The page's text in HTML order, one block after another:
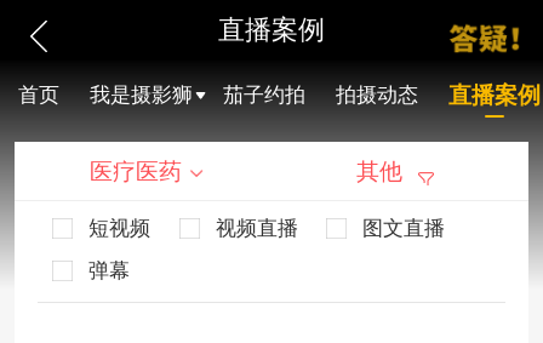
直播案例
首页 我是摄影狮 茄子约拍 拍摄动态 直播案例
医疗医药 其他
短视频 视频直播
图文直播
弹幕